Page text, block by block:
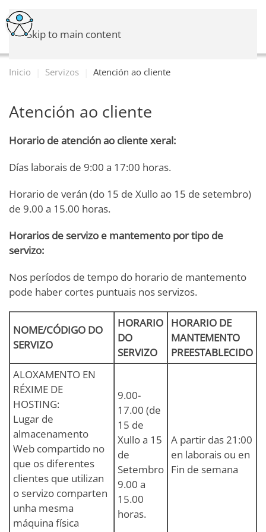
Skip to main content
Inicio Servizos Atención ao cliente
Atención ao cliente
Horario de atención ao cliente xeral:
Días laborais de 9:00 a 17:00 horas.
Horario de verán (do 15 de Xullo ao 15 de setembro)
de 9.00 a 15.00 horas.
Horarios de servizo e mantemento por tipo de
servizo:
Nos períodos de tempo do horario de mantemento
pode haber cortes puntuais nos servizos.
NOME/CÓDIGO DO
SERVIZO
HORARIO
DO
SERVIZO
HORARIO DE
MANTEMENTO
PREESTABLECIDO
ALOXAMENTO EN
RÉXIME DE
HOSTING:
Lugar de
almacenamento
Web compartido no
que os diferentes
clientes que utilizan
o servizo comparten
unha mesma
máquina física
9.00-
17.00 (de
15 de
Xullo a 15
de
Setembro
9.00 a
15.00
horas.
A partir das 21:00
en laborais ou en
Fin de semana